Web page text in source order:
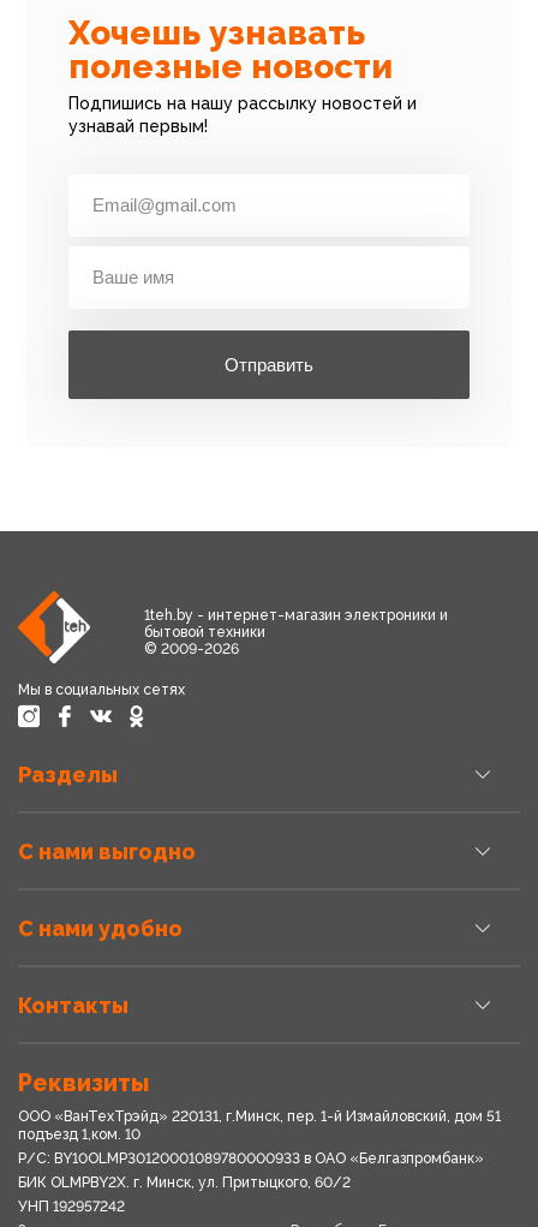
Хочешь узнавать
полезные новости
Подпишись на нашу рассылку новостей и
узнавай первым!
Отправить
1teh.by - интернет-магазин электроники и
бытовой техники
© 2009-2026
Мы в социальных сетях
Разделы
С нами выгодно
С нами удобно
Контакты
Реквизиты
ООО «ВанТехТрэйд» 220131, г.Минск, пер. 1-й Измайловский, дом 51
подъезд 1,ком. 10
Р/С: BY10OLMP30120001089780000933 в OАО «Белгазпромбанк»
БИК OLMPBY2X. г. Минск, ул. Притыцкого, 60/2
УНП 192957242